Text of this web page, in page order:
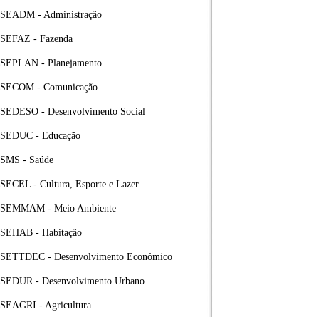
SEADM - Administração
SEFAZ - Fazenda
SEPLAN - Planejamento
SECOM - Comunicação
SEDESO - Desenvolvimento Social
SEDUC - Educação
SMS - Saúde
SECEL - Cultura, Esporte e Lazer
SEMMAM - Meio Ambiente
SEHAB - Habitação
SETTDEC - Desenvolvimento Econômico
SEDUR - Desenvolvimento Urbano
SEAGRI - Agricultura